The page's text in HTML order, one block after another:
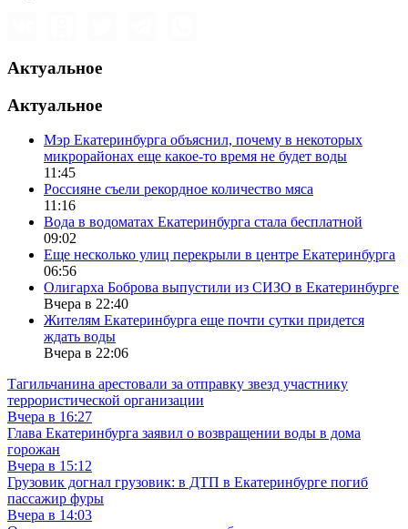
Актуальное
Актуальное
Мэр Екатеринбурга объяснил, почему в некоторых
микрорайонах еще какое-то время не будет воды
11:45
Россияне съели рекордное количество мяса
11:16
Вода в водоматах Екатеринбурга стала бесплатной
09:02
Еще несколько улиц перекрыли в центре Екатеринбурга
06:56
Олигарха Боброва выпустили из СИЗО в Екатеринбурге
Вчера в 22:40
Жителям Екатеринбурга еще почти сутки придется
ждать воды
Вчера в 22:06
Тагильчанина арестовали за отправку звезд участнику
террористической организации
Вчера в 16:27
Глава Екатеринбурга заявил о возвращении воды в дома
горожан
Вчера в 15:12
Грузовик догнал грузовик: в ДТП в Екатеринбурге погиб
пассажир фуры
Вчера в 14:03